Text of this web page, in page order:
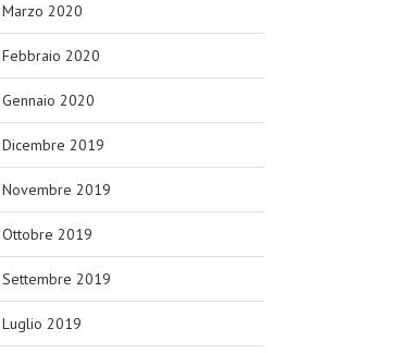
Marzo 2020
Febbraio 2020
Gennaio 2020
Dicembre 2019
Novembre 2019
Ottobre 2019
Settembre 2019
Luglio 2019